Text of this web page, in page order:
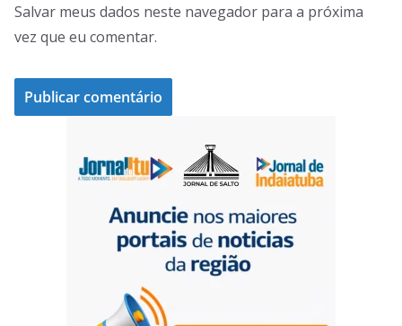
Salvar meus dados neste navegador para a próxima
vez que eu comentar.